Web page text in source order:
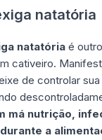
natatória
natatória é
cativeiro.
de controlar
má nutrição,
a